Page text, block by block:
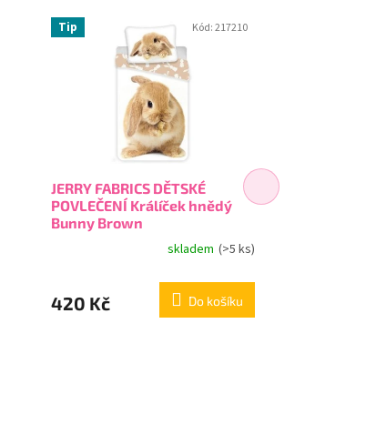
Tip
JERRY FABRICS DĚTSKÉ
POVLEČENÍ Králíček hnědý
Bunny Brown
skladem (>5 ks)
420 Kč Do košíku
Kód:217210